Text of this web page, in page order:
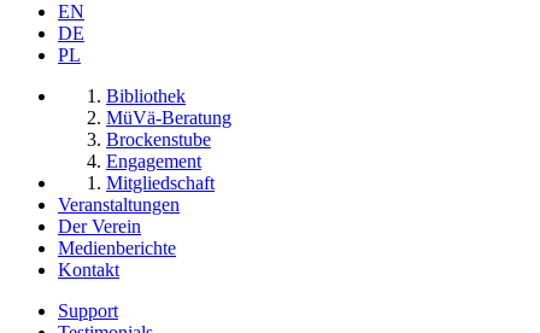
EN
DE
PL
Bibliothek
MüVä-Beratung
Brockenstube
Engagement
Mitgliedschaft
Veranstaltungen
Der Verein
Medienberichte
Kontakt
Support